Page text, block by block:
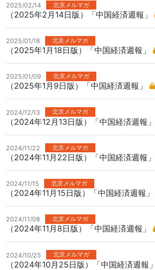
2025/02/14 北京メルマガ
（2025年2月14日版）「中国経済週報」
2025/01/18 北京メルマガ
（2025年1月18日版）「中国経済週報」
2025/01/09 北京メルマガ
（2025年1月9日版）「中国経済週報」
2024/12/13 北京メルマガ
（2024年12月13日版）「中国経済週報」
2024/11/22 北京メルマガ
（2024年11月22日版）「中国経済週報」
2024/11/15 北京メルマガ
（2024年11月15日版）「中国経済週報」
2024/11/08 北京メルマガ
（2024年11月8日版）「中国経済週報」
2024/10/25 北京メルマガ
（2024年10月25日版）「中国経済週報」